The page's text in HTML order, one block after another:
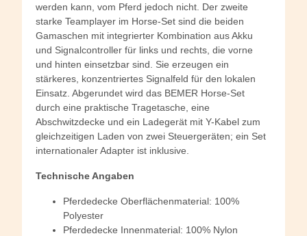
werden kann, vom Pferd jedoch nicht. Der zweite
starke Teamplayer im Horse-Set sind die beiden
Gamaschen mit integrierter Kombination aus Akku
und Signalcontroller für links und rechts, die vorne
und hinten einsetzbar sind. Sie erzeugen ein
stärkeres, konzentriertes Signalfeld für den lokalen
Einsatz. Abgerundet wird das BEMER Horse-Set
durch eine praktische Tragetasche, eine
Abschwitzdecke und ein Ladegerät mit Y-Kabel zum
gleichzeitigen Laden von zwei Steuergeräten; ein Set
internationaler Adapter ist inklusive.
Technische Angaben
Pferdedecke Oberflächenmaterial: 100%
Polyester
Pferdedecke Innenmaterial: 100% Nylon